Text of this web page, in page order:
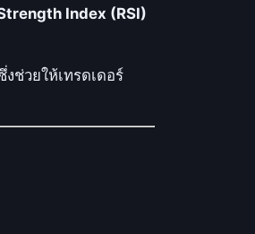
Index (RSI)
งช่วยให้เทรดเดอร์